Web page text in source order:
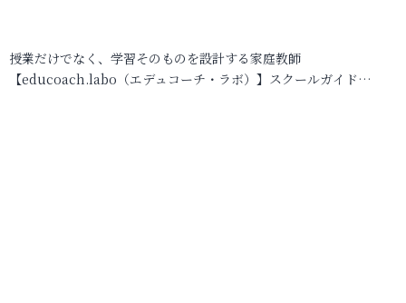
授業だけでなく、学習そのものを設計する家庭教師
【educoach.labo（エデュコーチ・ラボ）】スクールガイド…